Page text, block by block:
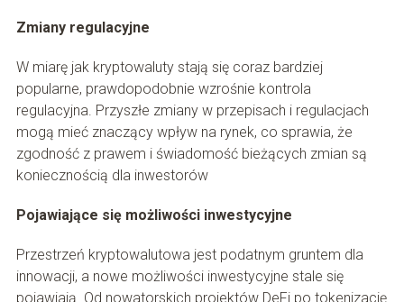
Zmiany regulacyjne
W miarę jak kryptowaluty stają się coraz bardziej
popularne, prawdopodobnie wzrośnie kontrola
regulacyjna. Przyszłe zmiany w przepisach i regulacjach
mogą mieć znaczący wpływ na rynek, co sprawia, że
zgodność z prawem i świadomość bieżących zmian są
koniecznością dla inwestorów
Pojawiające się możliwości inwestycyjne
Przestrzeń kryptowalutowa jest podatnym gruntem dla
innowacji, a nowe możliwości inwestycyjne stale się
pojawiają. Od nowatorskich projektów DeFi po tokenizację